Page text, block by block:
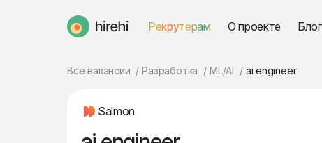
HireHi Рекрутерам О проекте Блог
Все вакансии Разработка ML/AI ai engineer
Salmon